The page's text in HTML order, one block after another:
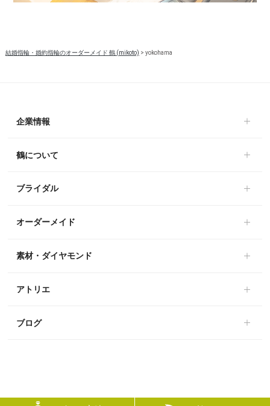
結婚指輪・婚約指輪のオーダーメイド 鶴 (mikoto) > yokohama
企業情報
鶴について
ブライダル
オーダーメイド
素材・ダイヤモンド
アトリエ
ブログ